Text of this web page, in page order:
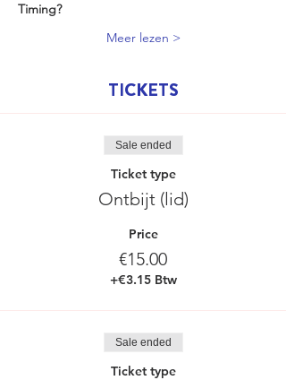
Timing?
Meer lezen >
TICKETS
Sale ended
Ticket type
Ontbijt (lid)
Price
€15.00
+€3.15 Btw
Sale ended
Ticket type